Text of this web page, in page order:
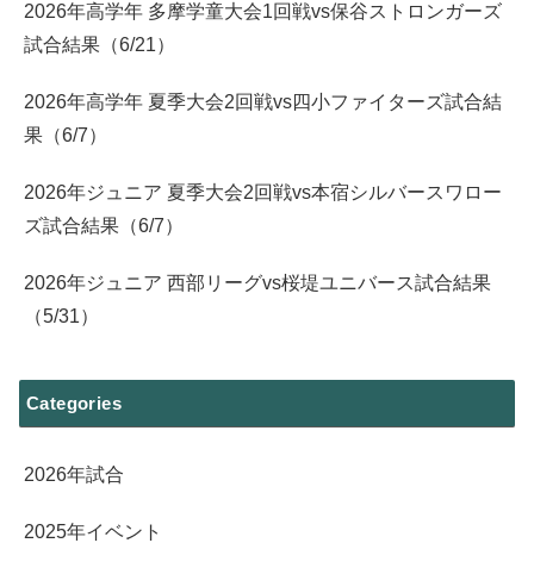
2026年高学年 多摩学童大会1回戦vs保谷ストロンガーズ
試合結果（6/21）
2026年高学年 夏季大会2回戦vs四小ファイターズ試合結
果（6/7）
2026年ジュニア 夏季大会2回戦vs本宿シルバースワロー
ズ試合結果（6/7）
2026年ジュニア 西部リーグvs桜堤ユニバース試合結果
（5/31）
Categories
2026年試合
2025年イベント